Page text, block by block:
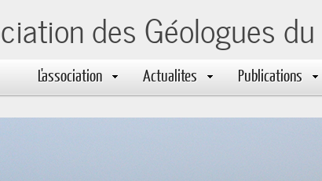
des Géologues
L'association Actualites Publications